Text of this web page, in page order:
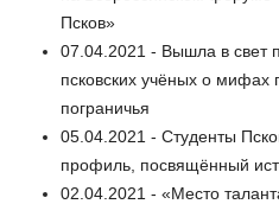
Псков»
07.04.2021 - Вышла в свет
псковских учёных о мифах
пограничья
05.04.2021 - Студенты
профиль, посвящённый
02.04.2021 - «Место